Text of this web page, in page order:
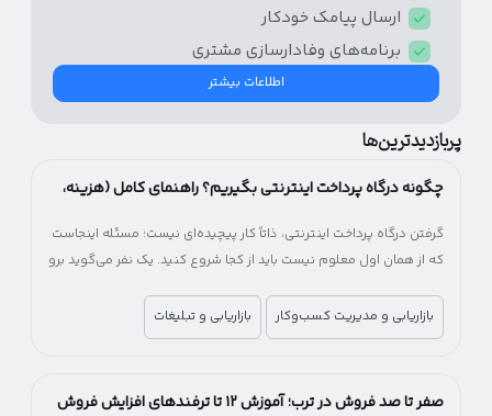
ارسال پیامک‌ خودکار
برنامه‌های وفادار‌سازی مشتری
اطلاعات بیشتر
پربازدیدترین‌ها
چگونه درگاه پرداخت اینترنتی بگیریم؟ راهنمای کامل (هزینه،
گرفتن درگاه پرداخت اینترنتی، ذاتاً کار پیچیده‌ای نیست؛ مسئله اینجاست
که از همان اول معلوم نیست باید از کجا شروع کنید. یک نفر می‌گوید برو
اول اینماد بگیر، یکی می‌گوید اصلاً لازم نیست. آخرش هم می‌مانید بین
چند راه، بدون اینکه بدانید کدام انتخاب درست‌تری است.
بازاریابی و مدیریت کسب‌وکار بازاریابی و تبلیغات
صفر تا صد فروش در ترب؛ آموزش ۱۲ تا ترفندهای افزایش فروش